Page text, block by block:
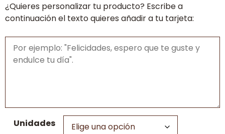
28,00€
¿Quieres personalizar tu producto? Escribe a
continuación el texto quieres añadir a tu tarjeta:
Unidades